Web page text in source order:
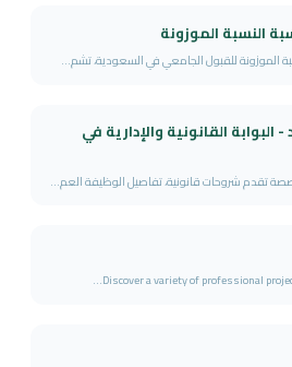
النسبة الموزونة
الموزونة للقبول الجامعي في السعودية، تشم...
القانونية والإدارية في
تقدم شروحات قانونية، تفاصيل الوظيفة العم...
Discover a variety of professional